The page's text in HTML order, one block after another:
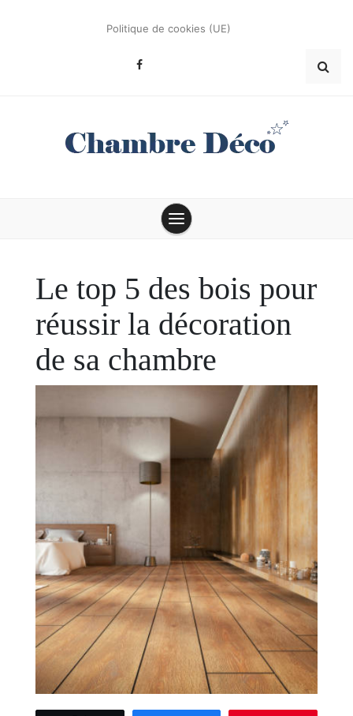
Politique de cookies (UE)
Chambre Déco
Le top 5 des bois pour
réussir la décoration
de sa chambre